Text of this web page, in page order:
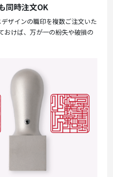
同時注文OK
デザインの職印を複数ご注文いた
おけば、万が一の紛失や破損の